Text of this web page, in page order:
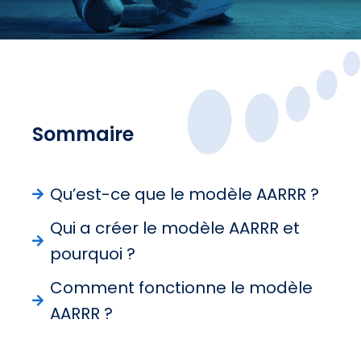
Sommaire
Qu’est-ce que le modèle AARRR ?
Qui a créer le modèle AARRR et
pourquoi ?
Comment fonctionne le modèle
AARRR ?